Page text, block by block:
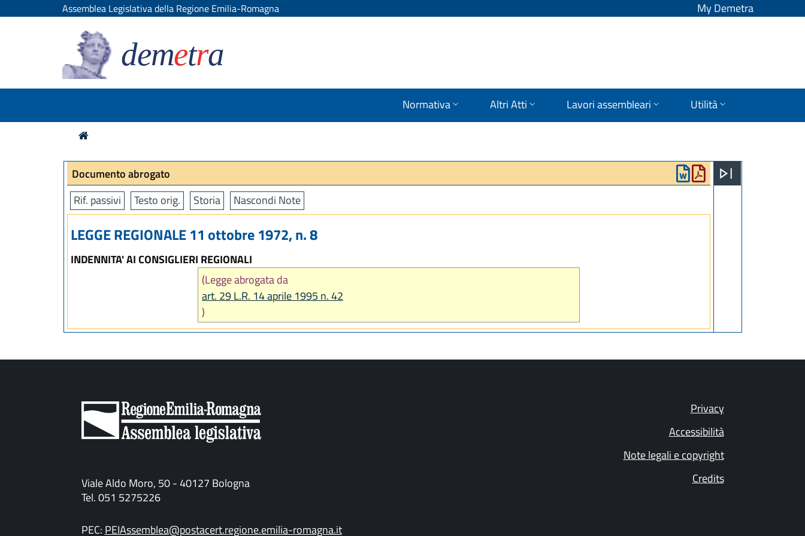
Assemblea Legislativa della Regione Emilia-Romagna My Demetra
demetra
Normativa Altri Atti Lavori assembleari Utilità
Documento abrogato
Rif. passivi
Testo orig. Storia Nascondi Note
LEGGE REGIONALE 11 ottobre 1972, n. 8
INDENNITA' AI CONSIGLIERI REGIONALI
(Legge abrogata da
art. 29 L.R. 14 aprile 1995 n. 42
)
Viale Aldo Moro, 50 - 40127 Bologna
Tel. 051 5275226
PEC: PEIAssemblea@postacert.regione.emilia-romagna.it
Privacy
Accessibilità
Note legali e copyright
Credits